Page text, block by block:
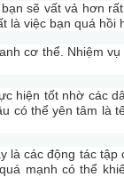
sẽ vất vả hơn
là việc bạn quá hồi
cơ thể. Nhiệm
hiện tốt nhờ các
có thể yên tâm là
các động tác tập
mạnh có thể